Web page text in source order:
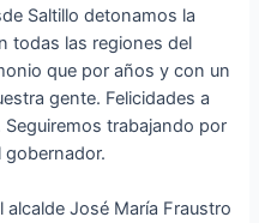
Saltillo detonamos la
todas las regiones del
que por años y con un
gente. Felicidades a
trabajando por
gobernador.
José María Fraustro